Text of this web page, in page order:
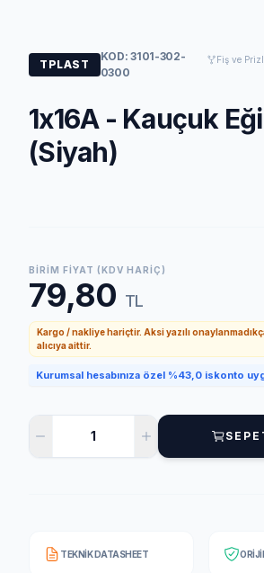
TPLAST
KOD: 3101-302-
0300
Fiş ve
1x16A - Kauçuk
(Siyah)
BIRIM FIYAT (KDV HARIÇ)
79,80 TL
Kargo / nakliye hariçtir. Aksi yazılı
alıcıya aittir.
Kurumsal hesabınıza özel %43,0 iskonto
TEKNIK DATASHEET